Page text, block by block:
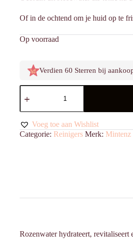
Of in de ochtend om je huid op te
Op voorraad
Verdien 60 Sterren bij
Rosewater
aantal
Voeg toe aan Wishlist
Categorie: Reinigers Merk: Mintenz
Rozenwater hydrateert, revitaliseert